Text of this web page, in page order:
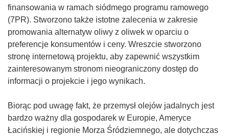
finansowania w ramach siódmego programu ramowego
(7PR). Stworzono także istotne zalecenia w zakresie
promowania alternatyw oliwy z oliwek w oparciu o
preferencje konsumentów i ceny. Wreszcie stworzono
stronę internetową projektu, aby zapewnić wszystkim
zainteresowanym stronom nieograniczony dostęp do
informacji o projekcie i jego wynikach.
Biorąc pod uwagę fakt, że przemysł olejów jadalnych jest
bardzo ważny dla gospodarek w Europie, Ameryce
Łacińskiej i regionie Morza Śródziemnego, ale dotychczas